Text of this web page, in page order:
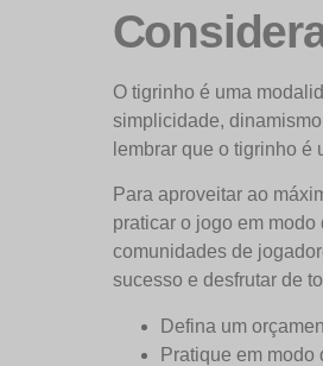
O tigrinho é uma
simplicidade,
lembrar que o tigrinho é
Para aproveitar ao
praticar o jogo em
comunidades de
sucesso e desfrutar de
Defina um
Pratique em